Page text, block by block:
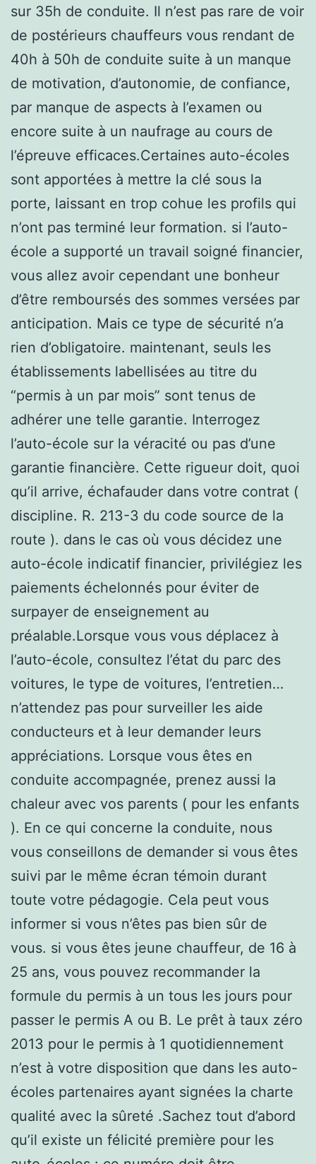
sur 35h de conduite. Il n’est pas rare de voir
de postérieurs chauffeurs vous rendant de
40h à 50h de conduite suite à un manque
de motivation, d’autonomie, de confiance,
par manque de aspects à l’examen ou
encore suite à un naufrage au cours de
l’épreuve efficaces.Certaines auto-écoles
sont apportées à mettre la clé sous la
porte, laissant en trop cohue les profils qui
n’ont pas terminé leur formation. si l’auto-
école a supporté un travail soigné financier,
vous allez avoir cependant une bonheur
d’être remboursés des sommes versées par
anticipation. Mais ce type de sécurité n’a
rien d’obligatoire. maintenant, seuls les
établissements labellisées au titre du
“permis à un par mois” sont tenus de
adhérer une telle garantie. Interrogez
l’auto-école sur la véracité ou pas d’une
garantie financière. Cette rigueur doit, quoi
qu’il arrive, échafauder dans votre contrat (
discipline. R. 213-3 du code source de la
route ). dans le cas où vous décidez une
auto-école indicatif financier, privilégiez les
paiements échelonnés pour éviter de
surpayer de enseignement au
préalable.Lorsque vous vous déplacez à
l’auto-école, consultez l’état du parc des
voitures, le type de voitures, l’entretien…
n’attendez pas pour surveiller les aide
conducteurs et à leur demander leurs
appréciations. Lorsque vous êtes en
conduite accompagnée, prenez aussi la
chaleur avec vos parents ( pour les enfants
). En ce qui concerne la conduite, nous
vous conseillons de demander si vous êtes
suivi par le même écran témoin durant
toute votre pédagogie. Cela peut vous
informer si vous n’êtes pas bien sûr de
vous. si vous êtes jeune chauffeur, de 16 à
25 ans, vous pouvez recommander la
formule du permis à un tous les jours pour
passer le permis A ou B. Le prêt à taux zéro
2013 pour le permis à 1 quotidiennement
n’est à votre disposition que dans les auto-
écoles partenaires ayant signées la charte
qualité avec la sûreté .Sachez tout d’abord
qu’il existe un félicité première pour les